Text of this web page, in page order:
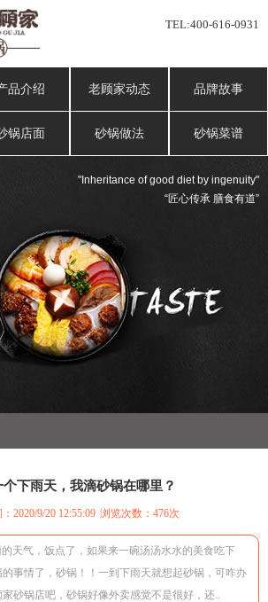
TEL:400-616-0931
品介绍 老顾家动态 品牌故事
锅店面 砂锅做法 砂锅菜谱
"Inheritance of good diet by ingenuity"
“匠心传承 膳食有道”
个下雨天，我滴砂锅在哪里？
2020/9/20 12:55:09 浏览次数： 476次
天气，饭点了，如果来一碗汤汤水水的美食吃下
事情了，砂锅！！一到下雨天就想起砂锅，可咋办
砂锅店吧，砂锅好像外卖感觉不是很好，还..